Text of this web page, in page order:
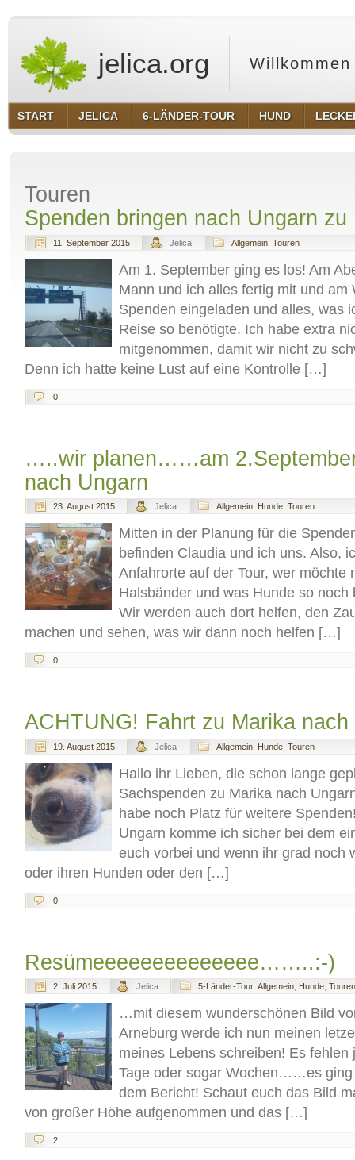
jelica.org
START JELICA 6-LÄNDER-TOUR HUND
Touren
Spenden bringen nach Ungarn zu
11. September 2015 Jelica Allgemein Touren
Am 1. September ging es los! Am
Mann und ich alles fertig mit und am
Spenden eingeladen und alles, was
Reise so benötigte. Ich habe extra
mitgenommen, damit wir nicht zu
Denn ich hatte keine Lust auf eine Kontrolle […]
0
…..wir planen……am
nach Ungarn
23. August 2015 Jelica Allgemein Hunde Touren
Mitten in der Planung für die
befinden Claudia und ich uns. Also,
Anfahrorte auf der Tour, wer möchte
Halsbänder und was Hunde so
Wir werden auch dort helfen, den
machen und sehen, was wir dann noch helfen […]
0
ACHTUNG! Fahrt zu Marika
19. August 2015 Jelica Allgemein Hunde Touren
Hallo ihr Lieben, die schon lange
Sachspenden zu Marika nach
habe noch Platz für weitere
Ungarn komme ich sicher bei dem
euch vorbei und wenn ihr grad noch
oder ihren Hunden oder den […]
0
Resümeeeeeeeeeeeeee……..:-)
2. Juli 2015 Jelica 5-Länder-Tour, Allgemein Hunde Touren
…mit diesem wunderschönen Bild
Arneburg werde ich nun meinen
meines Lebens schreiben! Es
Tage oder sogar Wochen……es ging
dem Bericht! Schaut euch das Bild
von großer Höhe aufgenommen und das […]
2